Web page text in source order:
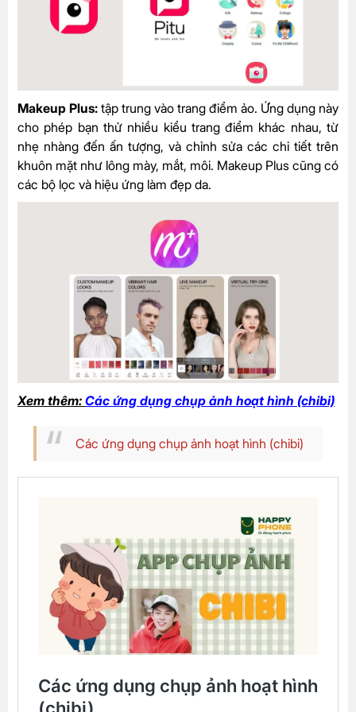
Makeup Plus: tập trung vào trang điểm ảo. Ứng dụng này
cho phép bạn thử nhiều kiểu trang điểm khác nhau, từ
nhẹ nhàng đến ấn tượng, và chỉnh sửa các chi tiết trên
khuôn mặt như lông mày, mắt, môi. Makeup Plus cũng có
các bộ lọc và hiệu ứng làm đẹp da.
Xem thêm: Các ứng dụng chụp ảnh hoạt hình (chibi)
Các ứng dụng chụp ảnh hoạt hình (chibi)